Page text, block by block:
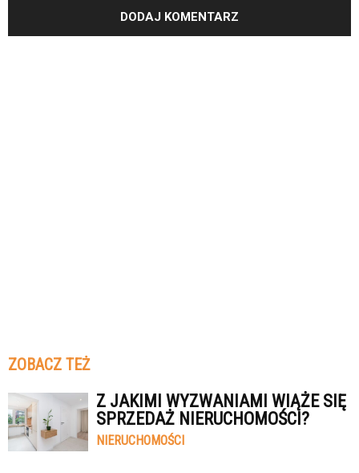
ZOBACZ TEŻ
Z JAKIMI WYZWANIAMI WIĄŻE SIĘ
SPRZEDAŻ NIERUCHOMOŚCI?
NIERUCHOMOŚCI